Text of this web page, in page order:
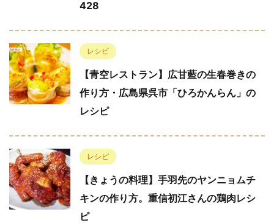
428
レシピ
【青空レストラン】広甘藍の生春巻きの
作り方・広島県呉市「ひろかんらん」の
レシピ
レシピ
【きょうの料理】手羽先のヤンニョムチ
キンの作り方。重信初江さんの鶏肉レシ
ピ